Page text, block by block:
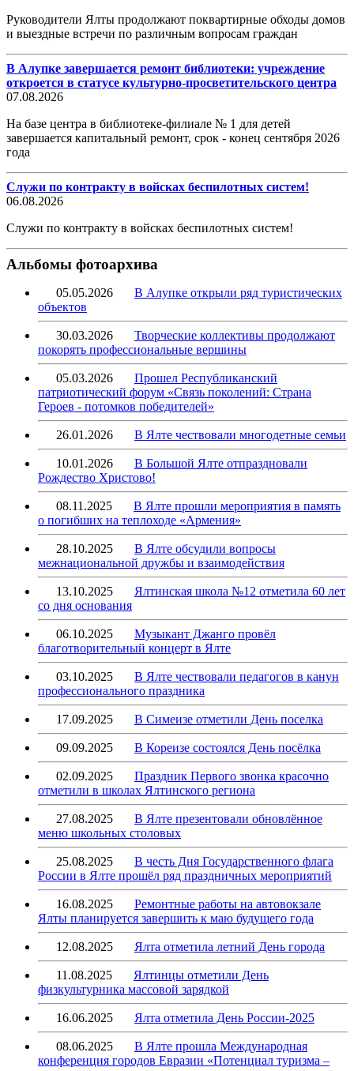
Руководители Ялты продолжают поквартирные обходы домов
и выездные встречи по различным вопросам граждан
В Алупке завершается ремонт библиотеки: учреждение
откроется в статусе культурно-просветительского центра
07.08.2026
На базе центра в библиотеке-филиале № 1 для детей
завершается капитальный ремонт, срок - конец сентября 2026
года
Служи по контракту в войсках беспилотных систем!
06.08.2026
Служи по контракту в войсках беспилотных систем!
Альбомы фотоархива
05.05.2026
В Алупке открыли ряд туристических
объектов
30.03.2026
Творческие коллективы продолжают
покорять профессиональные вершины
05.03.2026
Прошел Республиканский
патриотический форум «Связь поколений: Страна
Героев - потомков победителей»
26.01.2026 В Ялте чествовали многодетные семьи
10.01.2026
В Большой Ялте отпраздновали
Рождество Христово!
08.11.2025
В Ялте прошли мероприятия в память
о погибших на теплоходе «Армения»
28.10.2025
В Ялте обсудили вопросы
межнациональной дружбы и взаимодействия
13.10.2025
Ялтинская школа №12 отметила 60 лет
со дня основания
06.10.2025
Музыкант Джанго провёл
благотворительный концерт в Ялте
03.10.2025
В Ялте чествовали педагогов в канун
профессионального праздника
17.09.2025 В Симеизе отметили День поселка
09.09.2025 В Кореизе состоялся День посёлка
02.09.2025
Праздник Первого звонка красочно
отметили в школах Ялтинского региона
27.08.2025
В Ялте презентовали обновлённое
меню школьных столовых
25.08.2025
В честь Дня Государственного флага
России в Ялте прошёл ряд праздничных мероприятий
16.08.2025
Ремонтные работы на автовокзале
Ялты планируется завершить к маю будущего года
12.08.2025 Ялта отметила летний День города
11.08.2025
Ялтинцы отметили День
физкультурника массовой зарядкой
16.06.2025 Ялта отметила День России-2025
08.06.2025
В Ялте прошла Международная
конференция городов Евразии «Потенциал туризма –